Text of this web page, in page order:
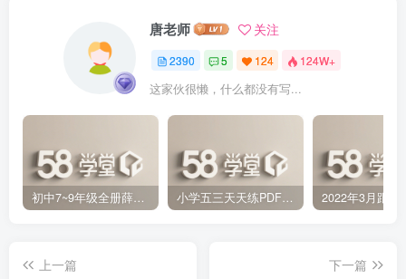
唐老师 关注
2390 5 124 124W+
这家伙很懒，什么都没有写...
初中7~9年级全册薛金星中学教材全解PDF 百度网盘分享下载 小学五三天天练PDF（压缩打包）百度网盘分享下载
上一篇
下一篇